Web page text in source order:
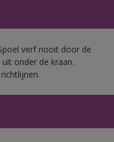
verf nooit door de
onder de kraan.